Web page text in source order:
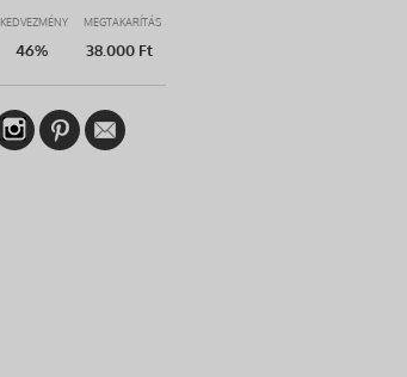
KEDVEZMÉNY MEGTAKARÍTÁS
46% 38.000 Ft